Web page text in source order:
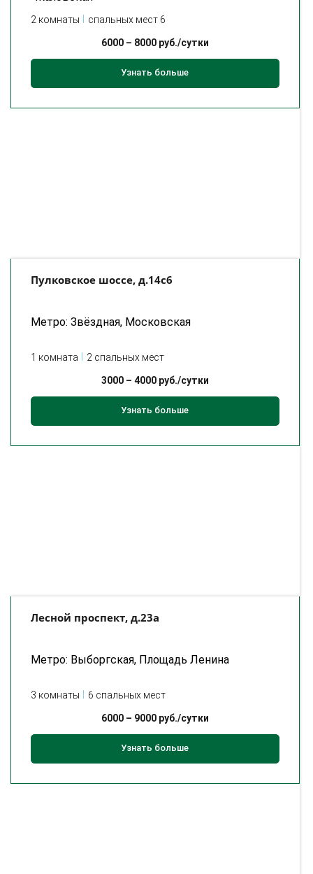
2 комнаты спальных мест 6
6000– 8000руб./сутки
Узнать больше
Пулковское шоссе, д.14с6
Метро: Звёздная, Московская
1 комната 2 спальных мест
3000– 4000руб./сутки
Узнать больше
Лесной проспект, д.23а
Метро: Выборгская, Площадь Ленина
3 комнаты 6 спальных мест
6000– 9000руб./сутки
Узнать больше